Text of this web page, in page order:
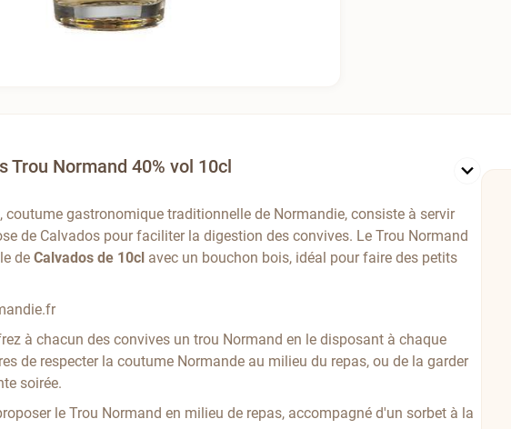
Trou Normand 40% vol 10cl
, coutume gastronomique traditionnelle de Normandie, consiste à servir
de Calvados pour faciliter la digestion des convives. Le Trou Normand
deCalvados de 10cl avec un bouchon bois, idéal pour faire des petits
à chacun des convives un trou Normand en le disposant à chaque
de respecter la coutume Normande au milieu du repas, ou de la garder
soirée.
le Trou Normand en milieu de repas, accompagné d'un sorbet à la